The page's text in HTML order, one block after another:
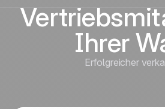
Ihrer
Erfolgreicher